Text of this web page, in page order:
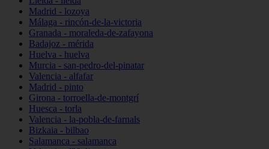
Madrid - lozoya
Málaga - rincón-de-la-victoria
Granada - moraleda-de-zafayona
Badajoz - mérida
Huelva - huelva
Murcia - san-pedro-del-pinatar
Valencia - alfafar
Madrid - pinto
Girona - torroella-de-montgrí
Huesca - torla
Valencia - la-pobla-de-farnals
Bizkaia - bilbao
Salamanca - salamanca